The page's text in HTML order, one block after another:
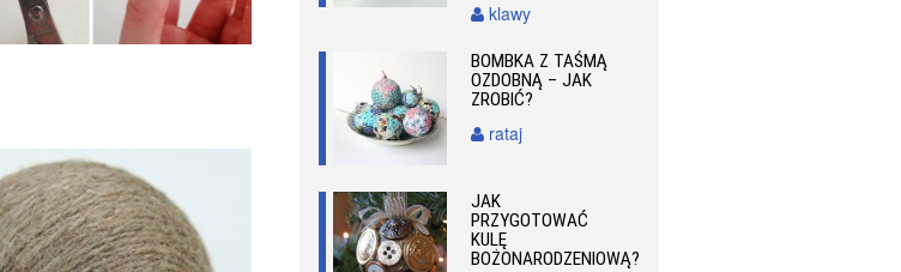
klawy
BOMBKA Z TAŚMĄ
OZDOBNĄ – JAK
ZROBIĆ?
rataj
JAK
PRZYGOTOWAĆ
KULĘ
BOŻONARODZENIOWĄ?